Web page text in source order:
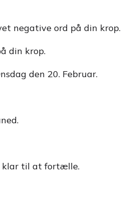
negative ord på din krop.
din krop.
den 20. Februar.
klar til at fortælle.